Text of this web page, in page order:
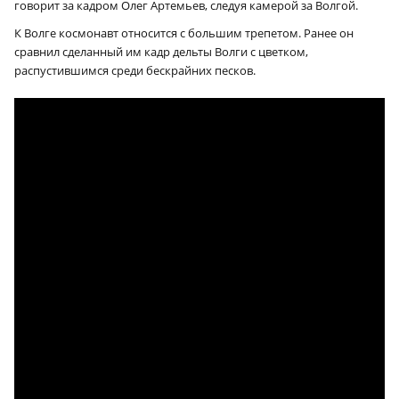
говорит за кадром Олег Артемьев, следуя камерой за Волгой.
К Волге космонавт относится с большим трепетом. Ранее он
сравнил сделанный им кадр дельты Волги с цветком,
распустившимся среди бескрайних песков.